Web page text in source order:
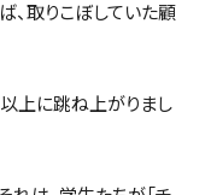
、取りこぼしていた顧
上に跳ね上がりまし